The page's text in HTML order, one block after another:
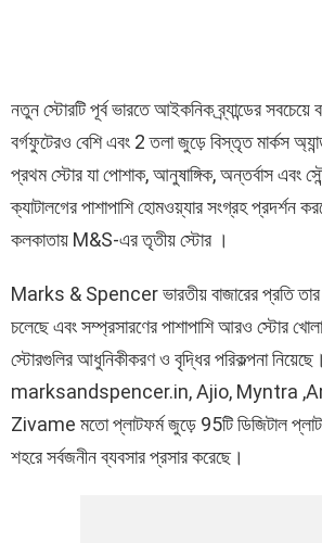
নতুন স্টোরটি পূর্ব ভারতে আইকনিক ব্র্যান্ডের
বর্গফুটেরও বেশি এবং 2 তলা জুড়ে বিস্তৃত মার্কস
প্রথম স্টোর যা পোশাক, আনুষাঙ্গিক, অন্তর্বাস এবং
ক্যাটালগের পাশাপাশি হোমওয়্যার সংগ্রহ প্রদর্শন
কলকাতায় M&S-এর তৃতীয় স্টোর ।
Marks & Spencer ভারতীয় বাজারের প্রতি
চলেছে এবং সম্প্রসারণের পাশাপাশি আরও স্টোর
স্টোরগুলির আধুনিকীকরণ ও বৃদ্ধির পরিকল্পনা নিয়েছে।
marksandspencer.in, Ajio, Myntra
Zivame মতো প্লাটফর্ম জুড়ে 95টি ডিজিটাল
শহরে সর্বজনীন ব্যবসার প্রসার করেছে।